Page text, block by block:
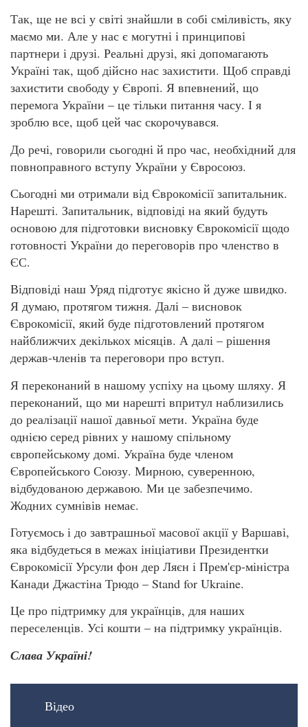
Так, ще не всі у світі знайшли в собі сміливість, яку
маємо ми. Але у нас є могутні і принципові
партнери і друзі. Реальні друзі, які допомагають
Україні так, щоб дійсно нас захистити. Щоб справді
захистити свободу у Європі. Я впевнений, що
перемога України – це тільки питання часу. І я
зроблю все, щоб цей час скорочувався.
До речі, говорили сьогодні й про час, необхідний для
повноправного вступу України у Євросоюз.
Сьогодні ми отримали від Єврокомісії запитальник.
Нарешті. Запитальник, відповіді на який будуть
основою для підготовки висновку Єврокомісії щодо
готовності України до переговорів про членство в
ЄС.
Відповіді наш Уряд підготує якісно й дуже швидко.
Я думаю, протягом тижня. Далі – висновок
Єврокомісії, який буде підготовлений протягом
найближчих декількох місяців. А далі – рішення
держав-членів та переговори про вступ.
Я переконаний в нашому успіху на цьому шляху. Я
переконаний, що ми нарешті впритул наблизились
до реалізації нашої давньої мети. Україна буде
однією серед рівних у нашому спільному
європейському домі. Україна буде членом
Європейського Союзу. Мирною, суверенною,
відбудованою державою. Ми це забезпечимо.
Жодних сумнівів немає.
Готуємось і до завтрашньої масової акції у Варшаві,
яка відбудеться в межах ініціативи Президентки
Єврокомісії Урсули фон дер Ляєн і Прем'єр-міністра
Канади Джастіна Трюдо – Stand for Ukraine.
Це про підтримку для українців, для наших
переселенців. Усі кошти – на підтримку українців.
Слава Україні!
Відео